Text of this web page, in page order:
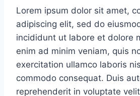
Lorem ipsum dolor sit amet,
adipiscing elit, sed do
incididunt ut labore et dolore
enim ad minim veniam, quis
exercitation ullamco laboris
commodo consequat. Duis
reprehenderit in voluptate